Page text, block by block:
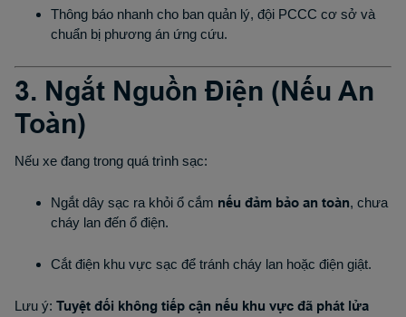
Thông báo nhanh cho ban quản lý, đội PCCC cơ sở và
chuẩn bị phương án ứng cứu.
3. Ngắt Nguồn Điện (Nếu An
Toàn)
Nếu xe đang trong quá trình sạc:
Ngắt dây sạc ra khỏi ổ cắm nếu đảm bảo an toàn, chưa
cháy lan đến ổ điện.
Cắt điện khu vực sạc để tránh cháy lan hoặc điện giật.
Lưu ý: Tuyệt đối không tiếp cận nếu khu vực đã phát lửa